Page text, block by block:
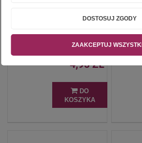
Wysyłka w: 48
dostawy (w dni
robocze)
4,95 ZŁ
DO
KOSZYKA
DOSTOSUJ ZGODY
ZAAKCEPTUJ